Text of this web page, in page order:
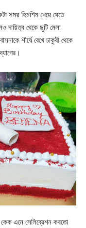
সময় হিমশিম খেয়ে যেতে
দায়িত্ব থেকে ছুটি মেলা
শীর্ষে রেখে চাকুরী থেকে
কেক এনে সেলিব্রেশন করতো